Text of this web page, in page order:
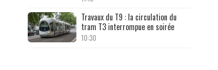
Travaux du T9 : la circulation du
tram T3 interrompue en soirée
10:30